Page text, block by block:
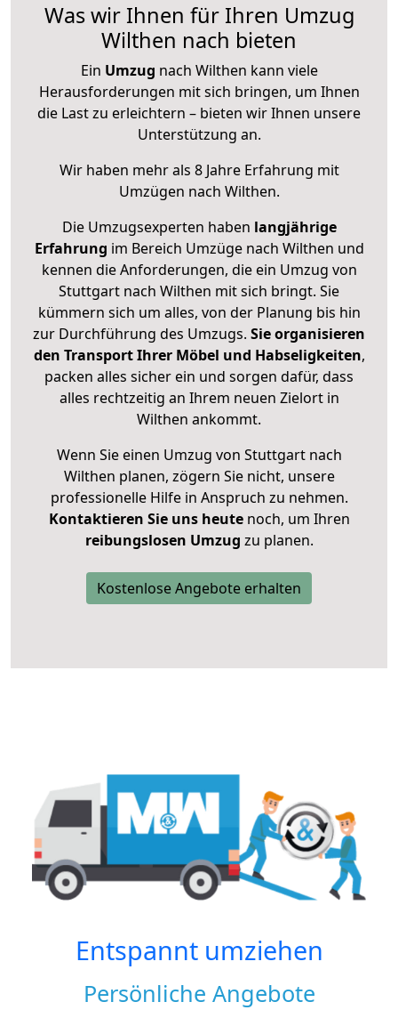
Was wir Ihnen für Ihren Umzug
Wilthen nach bieten
Ein Umzug nach Wilthen kann viele
Herausforderungen mit sich bringen, um Ihnen
die Last zu erleichtern – bieten wir Ihnen unsere
Unterstützung an.
Wir haben mehr als 8 Jahre Erfahrung mit
Umzügen nach Wilthen.
Die Umzugsexperten haben langjährige
Erfahrung im Bereich Umzüge nach Wilthen und
kennen die Anforderungen, die ein Umzug von
Stuttgart nach Wilthen mit sich bringt. Sie
kümmern sich um alles, von der Planung bis hin
zur Durchführung des Umzugs. Sie organisieren
den Transport Ihrer Möbel und Habseligkeiten,
packen alles sicher ein und sorgen dafür, dass
alles rechtzeitig an Ihrem neuen Zielort in
Wilthen ankommt.
Wenn Sie einen Umzug von Stuttgart nach
Wilthen planen, zögern Sie nicht, unsere
professionelle Hilfe in Anspruch zu nehmen.
Kontaktieren Sie uns heutenoch, um Ihren
reibungslosen Umzug zu planen.
Kostenlose Angebote erhalten
Entspannt umziehen
Persönliche Angebote